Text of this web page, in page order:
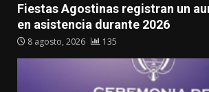
Fiestas Agostinas registran un
en asistencia durante 2026
8 agosto, 2026 135